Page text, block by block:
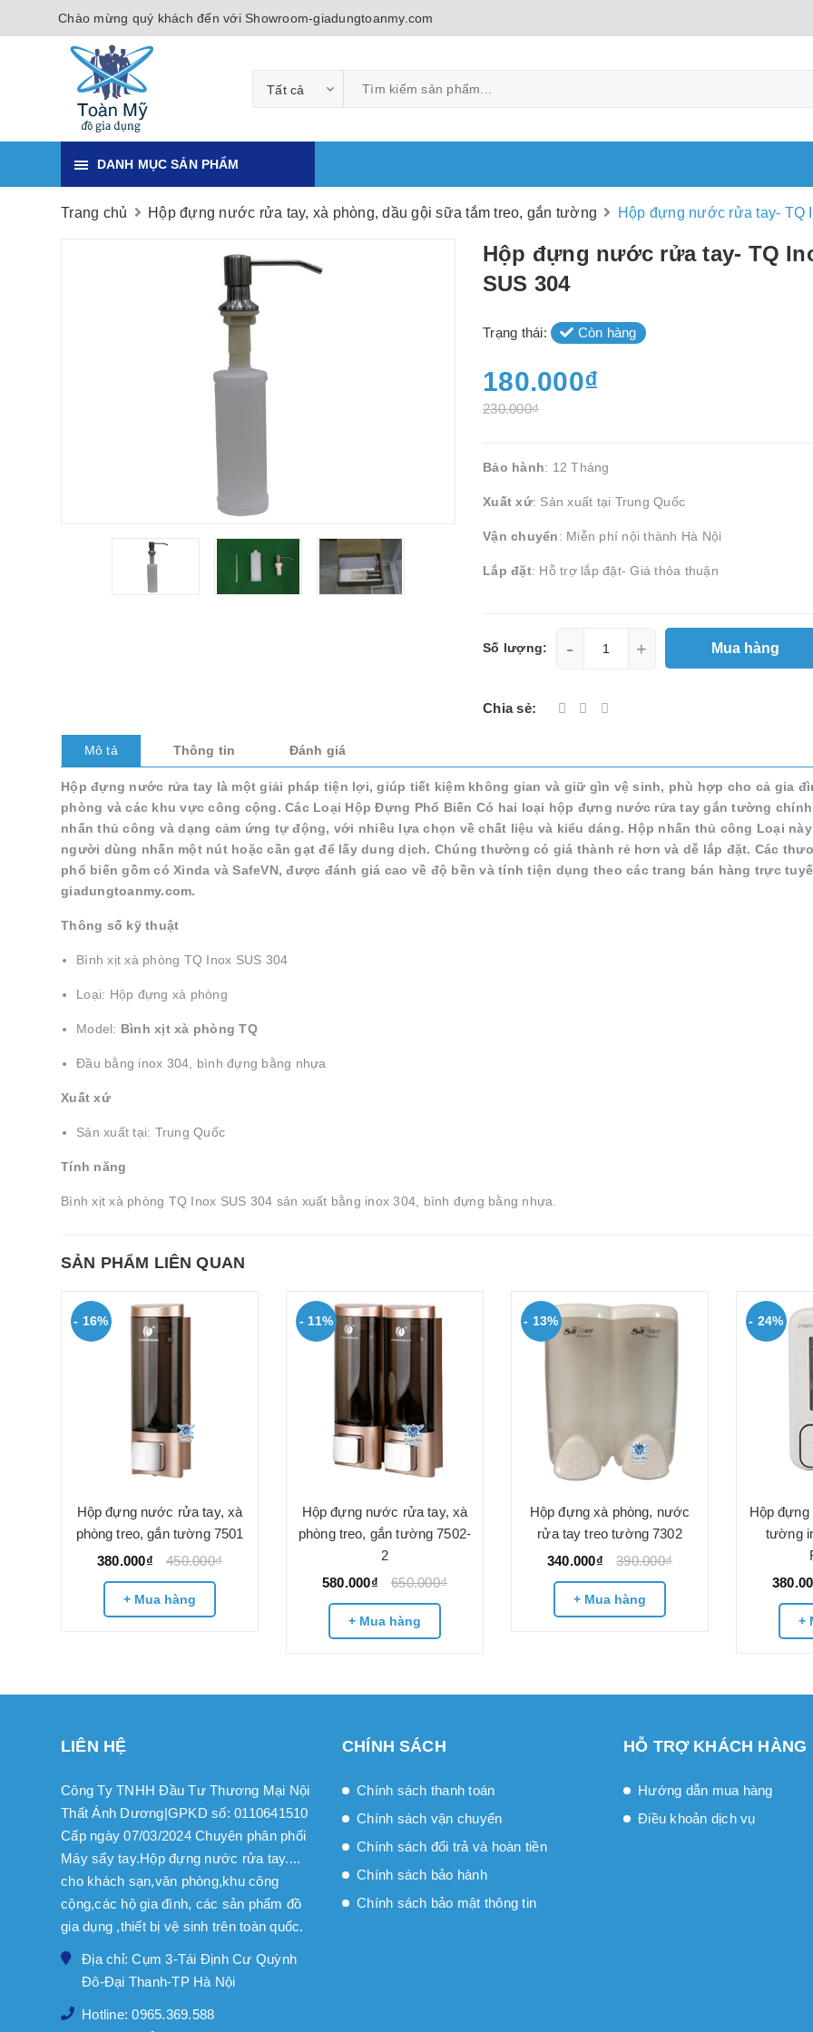
Chào mừng quý khách đến với Showroom-giadungtoanmy.com
Tất cả
DANH MỤC SẢN PHẨM
Trang chủ Hộp đựng nước rửa tay, xà phòng, dầu gội sữa tắm treo, gắn tường Hộp đựng nước rửa tay- TQ
Hộp đựng nước rửa tay- TQ
SUS 304
Trạng thái: Còn hàng
180.000₫
230.000₫
Bảo hành: 12 Tháng
Xuất xứ: Sản xuất tại Trung Quốc
Vận chuyển: Miễn phí nội thành Hà Nội
Lắp đặt: Hỗ trợ lắp đặt- Giá thỏa thuận
Số lượng: - + Mua hàng
Chia sẻ:
Mô tả Thông tin Đánh giá
Hộp đựng nước rửa tay là một giải pháp tiện lợi, giúp tiết kiệm không gian và giữ gìn vệ sinh, phù hợp cho cả gia
phòng và các khu vực công cộng. Các Loại Hộp Đựng Phổ Biến Có hai loại hộp đựng nước rửa tay gắn tường
nhấn thủ công và dạng cảm ứng tự động, với nhiều lựa chọn về chất liệu và kiểu dáng. Hộp nhấn thủ công Loại
người dùng nhấn một nút hoặc cần gạt để lấy dung dịch. Chúng thường có giá thành rẻ hơn và dễ lắp đặt. Các
phổ biến gồm có Xinda và SafeVN, được đánh giá cao về độ bền và tính tiện dụng theo các trang bán hàng trực
giadungtoanmy.com.
Thông số kỹ thuật
Bình xịt xà phòng TQ Inox SUS 304
Loại: Hộp đựng xà phòng
Model: Bình xịt xà phòng TQ
Đầu bằng inox 304, bình đựng bằng nhựa
Xuất xứ
Sản xuất tại: Trung Quốc
Tính năng
Bình xịt xà phòng TQ Inox SUS 304 sản xuất bằng inox 304, bình đựng bằng nhựa.
SẢN PHẨM LIÊN QUAN
- 16%
Hộp đựng nước rửa tay, xà
phòng treo, gắn tường 7501
380.000₫
450.000₫
+ Mua hàng
- 11%
Hộp đựng nước rửa tay, xà
phòng treo, gắn tường 7502-
2
580.000₫
650.000₫
+ Mua hàng
- 13%
Hộp đựng xà phòng, nước
rửa tay treo tường 7302
340.000₫
390.000₫
+ Mua hàng
- 24%
Hộp
tường
+
LIÊN HỆ
Công Ty TNHH Đầu Tư Thương Mại Nội
Thất Ánh Dương|GPKD số: 0110641510
Cấp ngày 07/03/2024 Chuyên phân phối
Máy sấy tay.Hộp đựng nước rửa tay....
cho khách sạn,văn phòng,khu công
cộng,các hộ gia đình, các sản phẩm đồ
gia dụng ,thiết bị vệ sinh trên toàn quốc.
Địa chỉ: Cụm 3-Tái Định Cư Quỳnh
Đô-Đại Thanh-TP Hà Nội
Hotline: 0965.369.588
CHÍNH SÁCH
Chính sách thanh toán
Chính sách vận chuyển
Chính sách đổi trả và hoàn tiền
Chính sách bảo hành
Chính sách bảo mật thông tin
HỖ TRỢ KHÁCH HÀNG
Hướng dẫn mua hàng
Điều khoản dịch vụ